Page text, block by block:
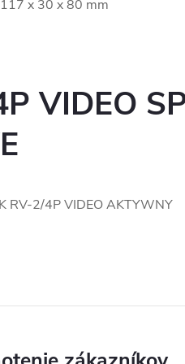
x 30 x 80 mm
VIDEO